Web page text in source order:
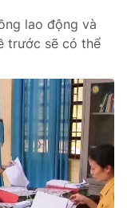
lao động và
trước sẽ có thể